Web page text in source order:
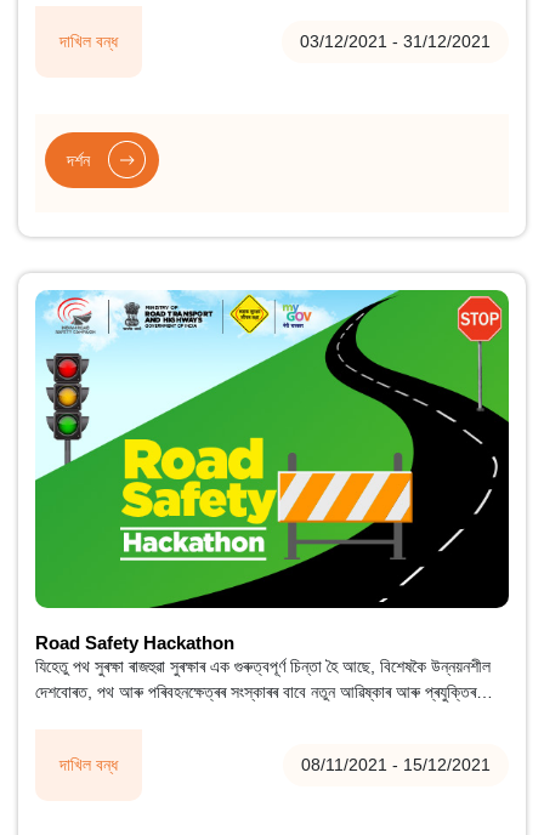
দাখিল বন্ধ 03/12/2021 - 31/12/2021
দৰ্শন
দাখিল বন্ধ 08/11/2021 - 15/12/2021
Road Safety Hackathon
যিহেতু পথ সুৰক্ষা ৰাজহুৱা সুৰক্ষাৰ এক গুৰুত্বপূৰ্ণ চিন্তা হৈ আছে, বিশেষকৈ উন্নয়নশীল
দেশবোৰত, পথ আৰু পৰিবহনক্ষেত্ৰৰ সংস্কাৰৰ বাবে নতুন আৱিষ্কাৰ আৰু প্ৰযুক্তিৰ